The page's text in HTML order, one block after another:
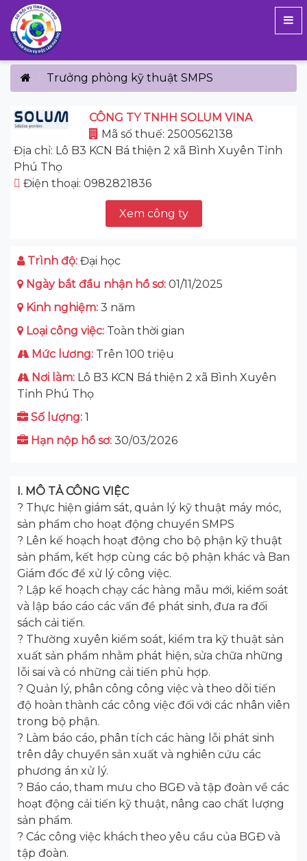
Trưởng phòng kỹ thuật SMPS
CÔNG TY TNHH SOLUM VINA
Mã số thuế: 2500562138
Địa chỉ: Lô B3 KCN Bá thiện 2 xã Bình Xuyên Tỉnh
Phú Thọ
Điện thoại: 0982821836
Xem công ty
Trình độ: Đại học
Ngày bắt đầu nhận hồ sơ: 01/11/2025
Kinh nghiệm: 3 năm
Loại công việc: Toàn thời gian
Mức lương: Trên 100 triệu
Nơi làm: Lô B3 KCN Bá thiện 2 xã Bình Xuyên
Tỉnh Phú Thọ
Số lượng: 1
Hạn nộp hồ sơ: 30/03/2026
I. MÔ TẢ CÔNG VIỆC
? Thực hiện giám sát, quản lý kỹ thuật máy móc,
sản phẩm cho hoạt động chuyển SMPS
? Lên kế hoạch hoạt động cho bộ phận kỹ thuật
sản phẩm, kết hợp cùng các bộ phận khác và Ban
Giám đốc để xử lý công việc.
? Lập kế hoạch chạy các hàng mẫu mới, kiểm soát
và lập báo cáo các vấn đề phát sinh, đưa ra đối
sách cải tiến.
? Thường xuyên kiểm soát, kiểm tra kỹ thuật sản
xuất sản phẩm nhằm phát hiện, sửa chữa những
lỗi sai và có những cải tiến phù hợp.
? Quản lý, phân công công việc và theo dõi tiến
độ hoàn thành các công việc đối với các nhân viên
trong bộ phận.
? Làm báo cáo, phân tích các hàng lỗi phát sinh
trên dây chuyền sản xuất và nghiên cứu các
phương án xử lý.
? Báo cáo, tham mưu cho BGĐ và tập đoàn về các
hoạt động cải tiến kỹ thuật, nâng cao chất lượng
sản phẩm.
? Các công việc khách theo yêu cầu của BGĐ và
tập đoàn.